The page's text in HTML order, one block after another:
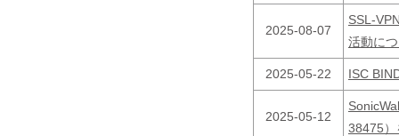
2025-08-07
SSL-
活動に
2025-05-22 ISC
2025-05-12
38475）